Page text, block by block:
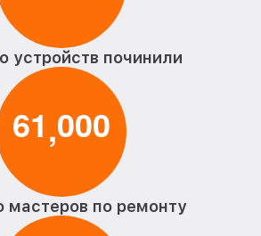
устройств починили
61,000
мастеров по ремонту